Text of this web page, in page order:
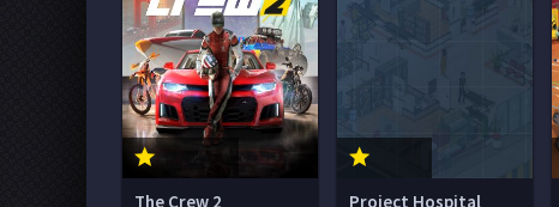
The Crew 2 Project Hospital